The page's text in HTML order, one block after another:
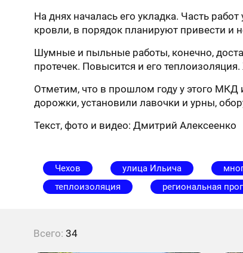
На днях началась его укладка. Часть
кровли, в порядок планируют привести и
Шумные и пыльные работы, конечно,
протечек. Повысится и его
Отметим, что в прошлом году у этого
дорожки, установили лавочки и урны,
Текст, фото и видео: Дмитрий Алексеенко
Чехов улица Ильича
теплоизоляция
региональная
Всего: 34